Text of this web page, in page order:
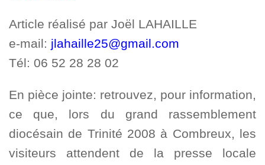
Article réalisé par Joël LAHAILLE
e-mail: jlahaille25@gmail.com
Tél: 06 52 28 28 02
En pièce jointe: retrouvez, pour information,
ce que, lors du grand rassemblement
diocésain de Trinité 2008 à Combreux, les
visiteurs attendent de la presse locale